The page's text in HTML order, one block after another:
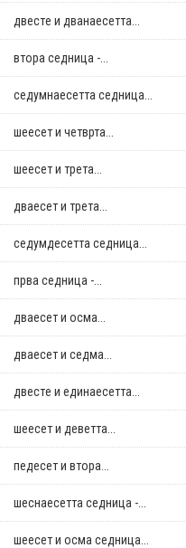
двестe и дванаесетта...
втора седница -...
седумнаесетта седница...
шеесет и четврта...
шеесет и трета...
дваесет и трета...
седумдесетта седница...
прва седница -...
дваесет и осма...
дваесет и седма...
двестe и единаесетта...
шеесет и деветта...
педесет и втора...
шеснаесетта седница -...
шеесет и осма седница...